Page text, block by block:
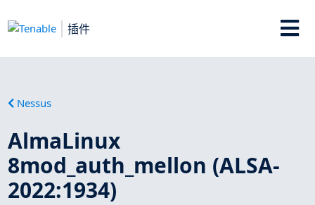
插件
Nessus
AlmaLinux
8mod_auth_mellon (ALSA-
2022:1934)